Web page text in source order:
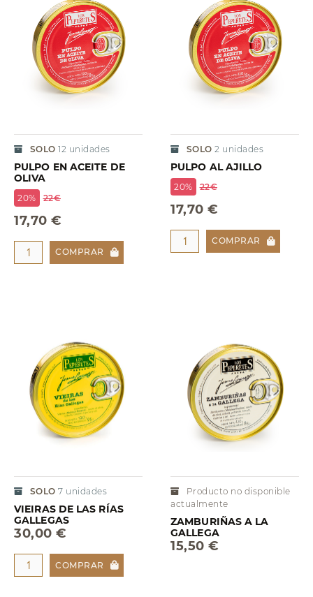
SOLO 12 unidades
PULPO EN ACEITE DE
OLIVA
20% 22€
17,70 €
COMPRAR
SOLO 2 unidades
PULPO AL AJILLO
20% 22€
17,70 €
COMPRAR
SOLO 7 unidades
VIEIRAS DE LAS RÍAS
GALLEGAS
30,00 €
COMPRAR
Producto no disponible
actualmente
ZAMBURIÑAS A LA
GALLEGA
15,50 €